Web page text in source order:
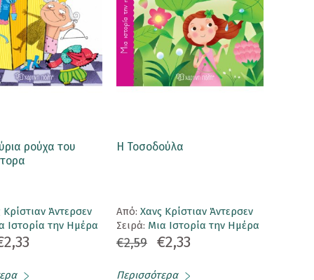
ρούχα του
Κρίστιαν Άντερσεν
Ιστορία την Ημέρα
Η Τοσοδούλα
Aπό: Χανς Κρίστιαν Άντερσεν
Σειρά: Μια Ιστορία την Ημέρα
€2,59 €2,33
Περισσότερα